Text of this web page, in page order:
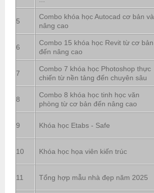
5
Combo khóa học Autocad cơ bản và
nâng cao
6
Combo 15 khóa học Revit từ cơ bản
đến nâng cao
7
Combo 7 khóa học Photoshop thực
chiến từ nền tảng đến chuyên sâu
8
Combo 8 khóa học tinh học văn
phòng từ cơ bản đến nâng cao
9 Khóa học Etabs - Safe
10 Khóa học họa viên kiến trúc
11 Tổng hợp mẫu nhà đẹp năm 2025